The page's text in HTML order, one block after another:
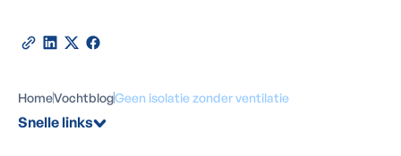
HomeVochtblogGeen isolatie zonder ventilatie
Snelle links